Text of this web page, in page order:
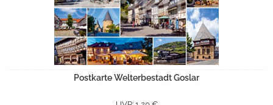
Postkarte Welterbestadt Goslar